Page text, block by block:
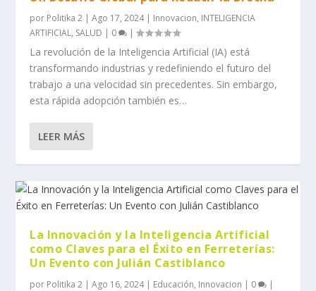
por Politika 2 |Ago 17, 2024| Innovacion, INTELIGENCIA
ARTIFICIAL, SALUD | 0 |
La revolución de la Inteligencia Artificial (IA) está
transformando industrias y redefiniendo el futuro del
trabajo a una velocidad sin precedentes. Sin embargo,
esta rápida adopción también es…
LEER MÁS
La Innovación y la Inteligencia Artificial
como Claves para el Éxito en Ferreterías:
Un Evento con Julián Castiblanco
por Politika 2 |Ago 16, 2024| Educación, Innovacion | 0 |